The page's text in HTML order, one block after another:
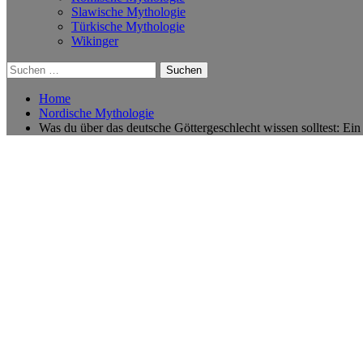
Slawische Mythologie
Türkische Mythologie
Wikinger
Suchen
nach:
Home
Nordische Mythologie
Was du über das deutsche Göttergeschlecht wissen solltest: